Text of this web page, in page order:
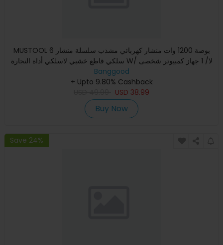
MUSTOOL 6 بوصة 1200 وات منشار كهربائي مشذب سلسلة منشار
سلكي قاطع خشبي لاسلكي أداة النجارة W/ لا/ 1 جهاز كمبيوتر شخصى
/ 2
Banggood
+ Upto 9.80% Cashback
USD 38.99
Buy Now
Save 24%